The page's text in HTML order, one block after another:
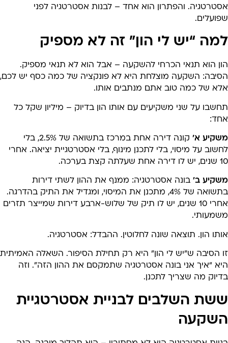
והפתרון הוא אחד – לבנות אסטרטגיה לפני
“יש לי הון” זה לא מספיק
הוא תנאי הכרחי להשקעה – אבל הוא לא תנאי מספיק.
השקעה מוצלחת היא לא פונקציה של כמה כסף יש לכם,
של כמה טוב אתם מנתבים אותו.
על שני משקיעים עם אותו הון בדיוק – מיליון שקל כל
א’
קונה דירה אחת במרכז בתשואה של 2.5%, בלי
על מיסוי, בלי לתכנן מינוף, בלי אסטרטגיית יציאה. אחרי
קצת בערכה.
ב’בונה אסטרטגיה: ממנף את ההון לשתי דירות
בתשואה של 4%, מתכנן את המיסוי, ומגדיל את התיק בהדרגה.
אחרי 10 שנים, יש לו תיק של שלוש-ארבע דירות שמייצר תזרים
הון. תוצאה שונה לחלוטין. ההבדל: אסטרטגיה.
הסיבה ש”יש לי הון” היא רק תחילת הסיפור. השאלה האמיתית
“איך אני בונה אסטרטגיה שתמקסם את ההון הזה”. וזה
מה שצריך לתכנן.
השלבים לבניית אסטרטגיית